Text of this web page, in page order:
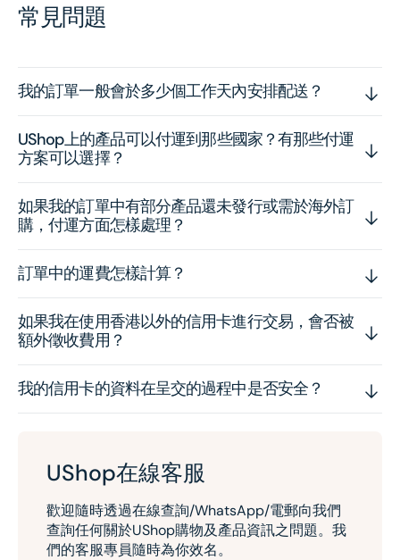
常見問題
我的訂單一般會於多少個工作天內安排配送？
UShop上的產品可以付運到那些國家？有那些付運
方案可以選擇？
如果我的訂單中有部分產品還未發行或需於海外訂
購，付運方面怎樣處理？
訂單中的運費怎樣計算？
如果我在使用香港以外的信用卡進行交易，會否被
額外徵收費用？
我的信用卡的資料在呈交的過程中是否安全？
UShop在線客服
歡迎隨時透過在線查詢/WhatsApp/電郵向我們
查詢任何關於UShop購物及產品資訊之問題。我
們的客服專員隨時為你效名。